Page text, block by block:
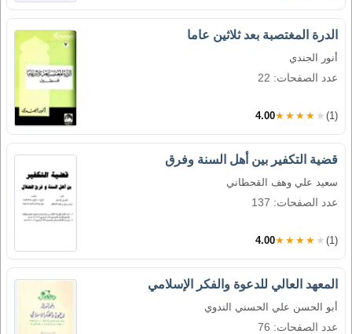
الدرة المغتصبة بعد ثلاثين عاما
أنور الجندي
عدد الصفحات: 22
4.00★★★★★ (1)
قضية التكفير بين أهل السنة وفرق
سعيد علي وهف القحطاني
عدد الصفحات: 137
4.00★★★★★ (1)
المعهد العالي للدعوة والفكر الإسلامي
أبو الحسن علي الحسني الندوي
عدد الصفحات: 76